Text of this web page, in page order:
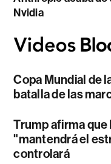
Nvidia
Copa Mundial de
batalla de las
Trump afirma que
"mantendrá el
controlará